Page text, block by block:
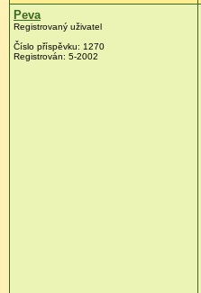
Peva
Registrovaný uživatel
Číslo příspěvku: 1270
Registrován: 5-2002